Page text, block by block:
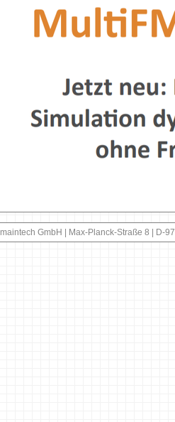
maintech GmbH | Max-Planck-Straße 8 | D-